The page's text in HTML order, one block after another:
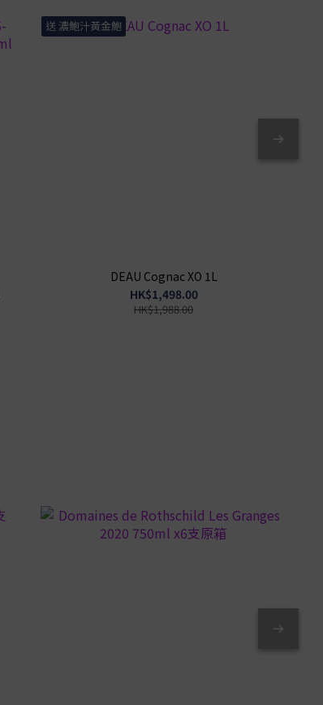
送 濃鮑汁黃金鮑
DEAU Cognac XO 1L
HK$1,498.00
HK$1,988.00